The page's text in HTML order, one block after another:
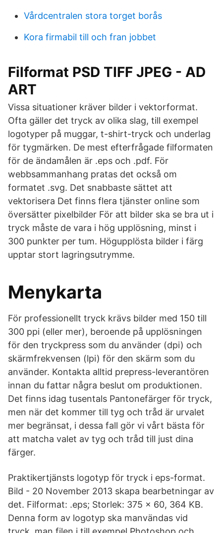
Vårdcentralen stora torget borås
Kora firmabil till och fran jobbet
Filformat PSD TIFF JPEG - AD
ART
Vissa situationer kräver bilder i vektorformat.
Ofta gäller det tryck av olika slag, till exempel
logotyper på muggar, t-shirt-tryck och underlag
för tygmärken. De mest efterfrågade filformaten
för de ändamålen är .eps och .pdf. För
webbsammanhang pratas det också om
formatet .svg. Det snabbaste sättet att
vektorisera Det finns flera tjänster online som
översätter pixelbilder För att bilder ska se bra ut i
tryck måste de vara i hög upplösning, minst i
300 punkter per tum. Högupplösta bilder i färg
upptar stort lagringsutrymme.
Menykarta
För professionellt tryck krävs bilder med 150 till
300 ppi (eller mer), beroende på upplösningen
för den tryckpress som du använder (dpi) och
skärmfrekvensen (lpi) för den skärm som du
använder. Kontakta alltid prepress-leverantören
innan du fattar några beslut om produktionen.
Det finns idag tusentals Pantonefärger för tryck,
men när det kommer till tyg och tråd är urvalet
mer begränsat, i dessa fall gör vi vårt bästa för
att matcha valet av tyg och tråd till just dina
färger.
Praktikertjänsts logotyp för tryck i eps-format.
Bild - 20 November 2013 skapa bearbetningar av
det. Filformat: .eps; Storlek: 375 x 60, 364 KB.
Denna form av logotyp ska manvändas vid